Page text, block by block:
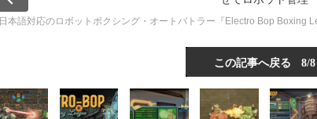
日本語対応のロボットボクシング・オートバトラー『Electro Bop Boxing
この記事へ戻る 8/8